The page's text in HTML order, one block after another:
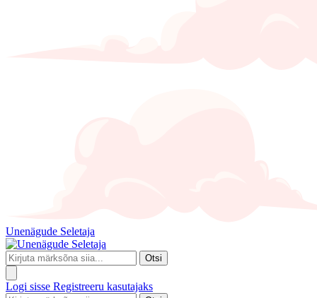
Unenägude Seletaja
Otsi
Logi sisse Registreeru kasutajaks